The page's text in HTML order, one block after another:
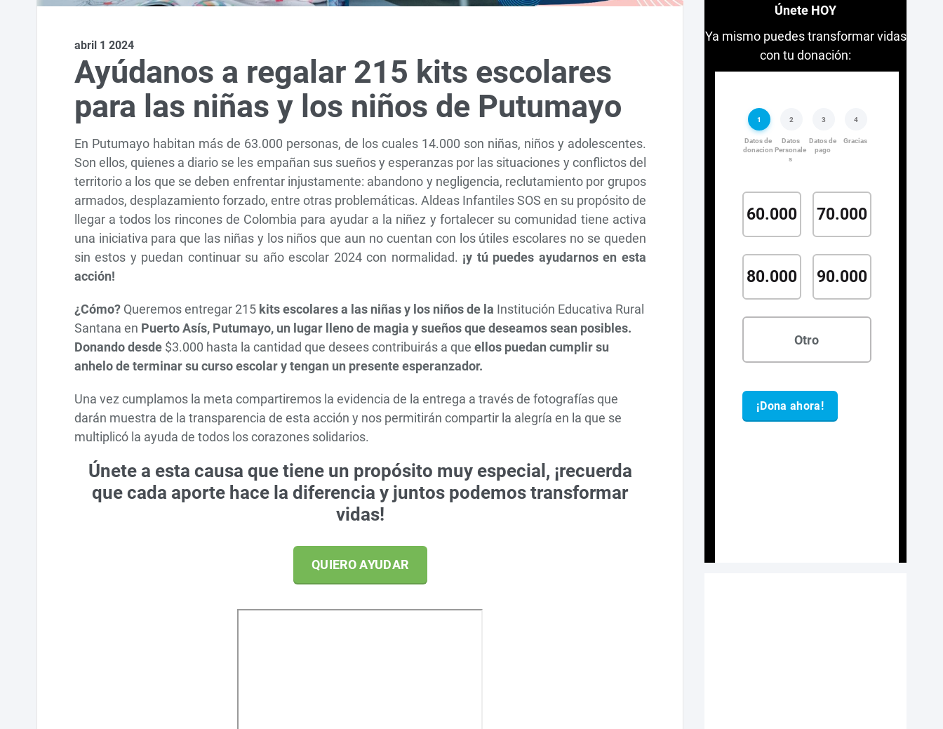
abril 1 2024
Ayúdanos a regalar 215 kits escolares
para las niñas y los niños de Putumayo
En Putumayo habitan más de 63.000 personas, de los cuales 14.000 son niñas, niños y adolescentes.
Son ellos, quienes a diario se les empañan sus sueños y esperanzas por las situaciones y conflictos del
territorio a los que se deben enfrentar injustamente: abandono y negligencia, reclutamiento por grupos
armados, desplazamiento forzado, entre otras problemáticas. Aldeas Infantiles SOS en su propósito de
llegar a todos los rincones de Colombia para ayudar a la niñez y fortalecer su comunidad tiene activa
una iniciativa para que las niñas y los niños que aun no cuentan con los útiles escolares no se queden
sin estos y puedan continuar su año escolar 2024 con normalidad. ¡y tú puedes ayudarnos en esta
acción!
¿Cómo? Queremos entregar 215 kits escolares a las niñas y los niños de la Institución Educativa Rural
Santana en Puerto Asís, Putumayo, un lugar lleno de magia y sueños que deseamos sean posibles.
Donando desde$3.000 hasta la cantidad que desees contribuirás a que ellos puedan cumplir su
anhelo de terminar su curso escolar y tengan un presente esperanzador.
Una vez cumplamos la meta compartiremos la evidencia de la entrega a través de fotografías que
darán muestra de la transparencia de esta acción y nos permitirán compartir la alegría en la que se
multiplicó la ayuda de todos los corazones solidarios.
Únete a esta causa que tiene un propósito muy especial, ¡recuerda
que cada aporte hace la diferencia y juntos podemos transformar
vidas!
QUIERO AYUDAR
Únete HOY
Ya mismo puedes transformar vidas
con tu donación: